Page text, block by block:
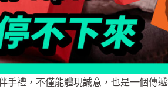
禮，不僅能體現誠意，也是一個傳遞